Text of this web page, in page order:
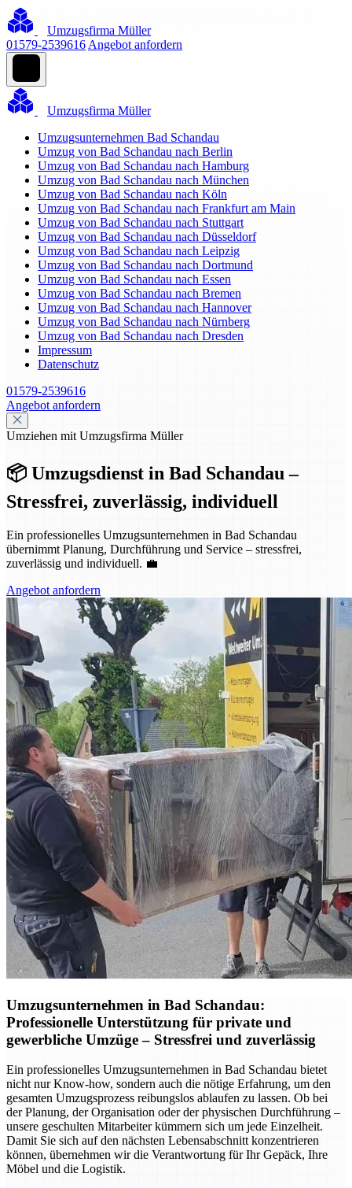
Umzugsfirma Müller
01579-2539616 Angebot anfordern
Umzugsfirma Müller
Umzugsunternehmen Bad Schandau
Umzug von Bad Schandau nach Berlin
Umzug von Bad Schandau nach Hamburg
Umzug von Bad Schandau nach München
Umzug von Bad Schandau nach Köln
Umzug von Bad Schandau nach Frankfurt am Main
Umzug von Bad Schandau nach Stuttgart
Umzug von Bad Schandau nach Düsseldorf
Umzug von Bad Schandau nach Leipzig
Umzug von Bad Schandau nach Dortmund
Umzug von Bad Schandau nach Essen
Umzug von Bad Schandau nach Bremen
Umzug von Bad Schandau nach Hannover
Umzug von Bad Schandau nach Nürnberg
Umzug von Bad Schandau nach Dresden
Impressum
Datenschutz
01579-2539616
Angebot anfordern
Umziehen mit Umzugsfirma Müller
📦 Umzugsdienst in Bad Schandau –
Stressfrei, zuverlässig, individuell
Ein professionelles Umzugsunternehmen in Bad Schandau
übernimmt Planung, Durchführung und Service – stressfrei,
zuverlässig und individuell. 💼
Angebot anfordern
Umzugsunternehmen in Bad Schandau:
Professionelle Unterstützung für private und
gewerbliche Umzüge – Stressfrei und zuverlässig
Ein professionelles Umzugsunternehmen in Bad Schandau bietet
nicht nur Know-how, sondern auch die nötige Erfahrung, um den
gesamten Umzugsprozess reibungslos ablaufen zu lassen. Ob bei
der Planung, der Organisation oder der physischen Durchführung –
unsere geschulten Mitarbeiter kümmern sich um jede Einzelheit.
Damit Sie sich auf den nächsten Lebensabschnitt konzentrieren
können, übernehmen wir die Verantwortung für Ihr Gepäck, Ihre
Möbel und die Logistik.